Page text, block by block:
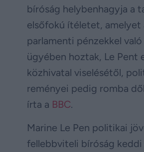
bíróság helybenhagyja a
elsőfokú ítéletet, amelyet
parlamenti pénzekkel való
ügyében hoztak, Le Pent
közhivatal viselésétől,
reményei pedig romba
írta a BBC.
Marine Le Pen politikai
fellebbviteli bíróság